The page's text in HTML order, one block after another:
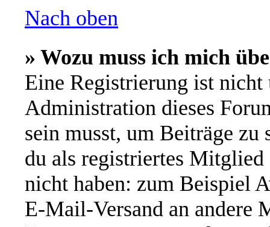
Nach oben
» Wozu muss ich mich
Eine Registrierung ist
Administration dieses
sein musst, um Beiträge
du als registriertes
nicht haben: zum Beispiel
E-Mail-Versand an andere